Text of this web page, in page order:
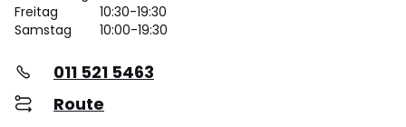
Freitag
10:30-19:30
Samstag
10:00-19:30
011 521 5463
Route